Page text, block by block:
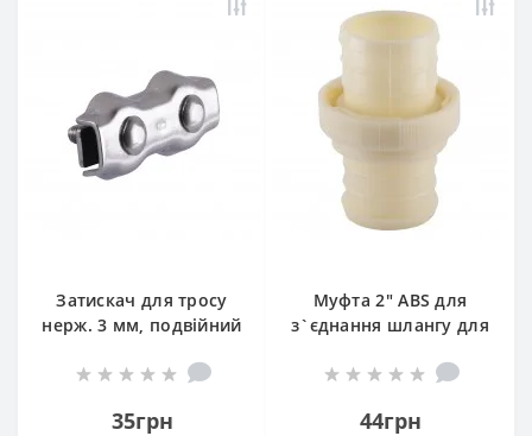
Затискач для тросу
нерж. 3 мм, подвійний
35грн
Муфта 2″ ABS для
з`єднання шлангу для
44грн